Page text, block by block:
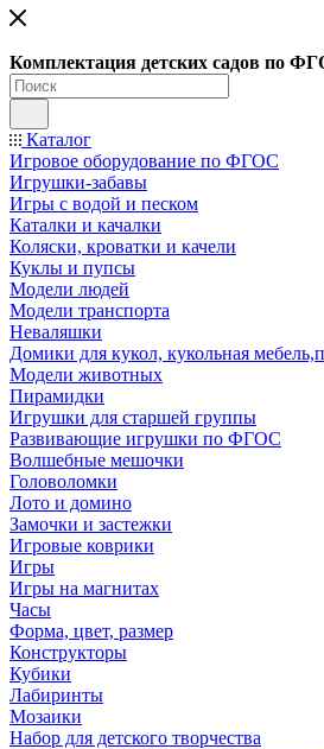
Комплектация детских садов по
Каталог
Игровое оборудование по ФГОС
Игрушки-забавы
Игры с водой и песком
Каталки и качалки
Коляски, кроватки и качели
Куклы и пупсы
Модели людей
Модели транспорта
Неваляшки
Домики для кукол, кукольная
Модели животных
Пирамидки
Игрушки для старшей группы
Развивающие игрушки по ФГОС
Волшебные мешочки
Головоломки
Лото и домино
Замочки и застежки
Игровые коврики
Игры
Игры на магнитах
Часы
Форма, цвет, размер
Конструкторы
Кубики
Лабиринты
Мозаики
Набор для детского творчества